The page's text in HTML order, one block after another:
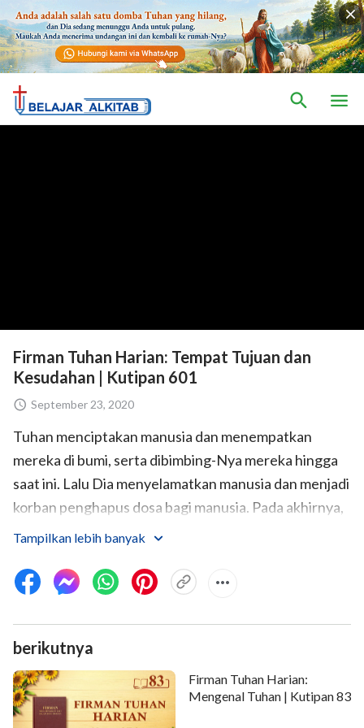
Firman Tuhan Harian: Tempat Tujuan dan
Kesudahan | Kutipan 601
September 23, 2020
Tuhan menciptakan manusia dan menempatkan
mereka di bumi, serta dibimbing-Nya mereka hingga
saat ini. Lalu Dia menyelamatkan manusia dan menjadi
korban penghapus dosa bagi manusia. Pada akhirnya,
Dia masih harus menaklukkan manusia,
memulihkan gambar asli mereka. Inilah pekerjaan
yang telah dilakukan-Nya sejak awal hingga akhir—
memulihkan manusia kepada citra dan gambar aslinya.
Dia akan membangun kerajaan-Nya dan memulihkan
gambar asli manusia, yang artinya Dia akan
memulihkan otoritas-Nya di bumi dan di antara segala
ciptaan. Manusia kehilangan hati yang takut akan
Tampilkan lebih banyak
berikutnya
Firman Tuhan Harian:
Mengenal Tuhan | Kutipan 83